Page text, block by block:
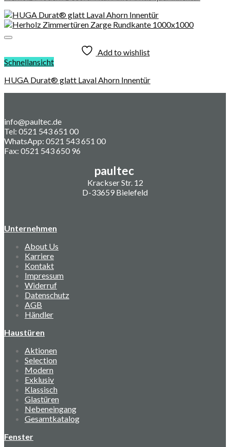
Add to wishlist
Schnellansicht
HUGA Durat® glatt Laval Ahorn Innentür
info@paultec.de
Tel: 0521 543 651 00
WhatsApp: 0521 543 651 00
Fax: 0521 543 650 96
paultec
Krackser Str. 12
D-33659 Bielefeld
Unternehmen
About Us
Karriere
Kontakt
Impressum
Widerruf
Datenschutz
AGB
Händler
Haustüren
Aktionen
Selection
Modern
Exklusiv
Klassisch
Glastüren
Nebeneingang
Gesamtkatalog
Fenster